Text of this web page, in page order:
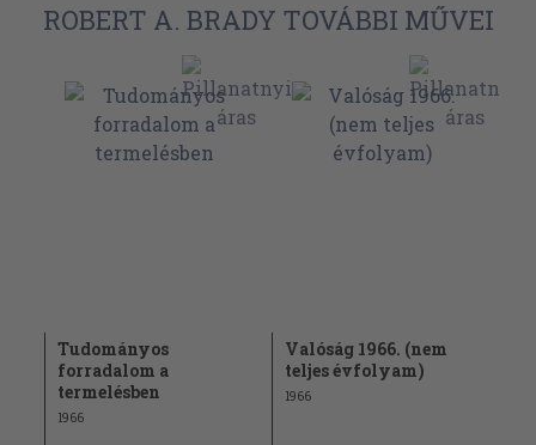
ROBERT A. BRADY TOVÁBBI MŰVEI
Tudományos
forradalom a
termelésben
1966
Valóság 1966. (nem
teljes évfolyam)
1966